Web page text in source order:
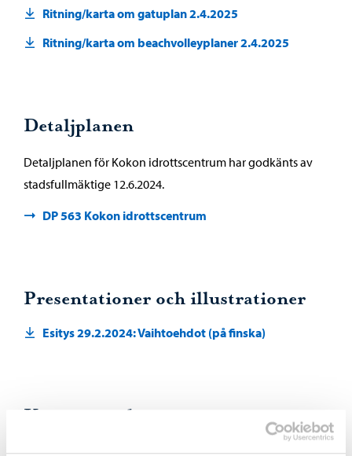
Ritning/karta om gatuplan 2.4.2025
Ritning/karta om beachvolleyplaner 2.4.2025
Detaljplanen
Detaljplanen för Kokon idrottscentrum har godkänts av
stadsfullmäktige 12.6.2024.
DP 563 Kokon idrottscentrum
Presentationer och illustrationer
Esitys 29.2.2024: Vaihtoehdot (på finska)
Koncept- och
fastighetsutvecklingsplanen för